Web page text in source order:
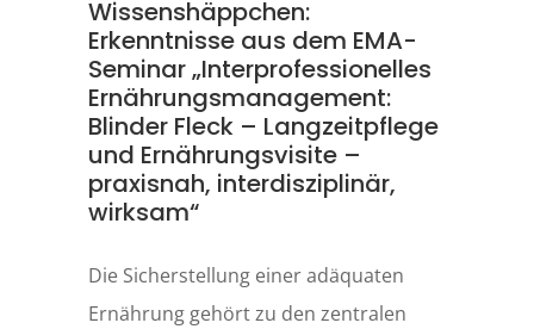
Wissenshäppchen:
Erkenntnisse aus dem EMA-
Seminar „Interprofessionelles
Ernährungsmanagement:
Blinder Fleck – Langzeitpflege
und Ernährungsvisite –
praxisnah, interdisziplinär,
wirksam“
Die Sicherstellung einer adäquaten
Ernährung gehört zu den zentralen